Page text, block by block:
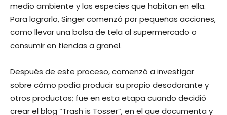
medio ambiente y las especies que habitan en ella.
Para lograrlo, Singer comenzó por pequeñas acciones,
como llevar una bolsa de tela al supermercado o
consumir en tiendas a granel.
Después de este proceso, comenzó a investigar
sobre cómo podía producir su propio desodorante y
otros productos; fue en esta etapa cuando decidió
crear el blog “Trash is Tosser”, en el que documenta y